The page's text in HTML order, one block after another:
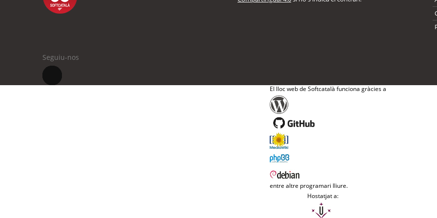
Seguiu-nos
El lloc web de Softcatalà funciona gràcies a
entre altre programari lliure.
Hostatjat a: